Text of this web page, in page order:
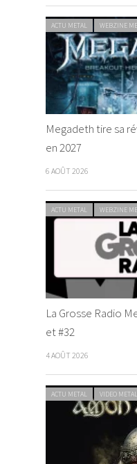
ACTU METAL WEBZINE
Megadeth tire sa
en 2027
6 AOÛT 2026
ACTU METAL WEBZINE
La Grosse Radio
et #32
4 AOÛT 2026
ACTU METAL VIDEO METAL